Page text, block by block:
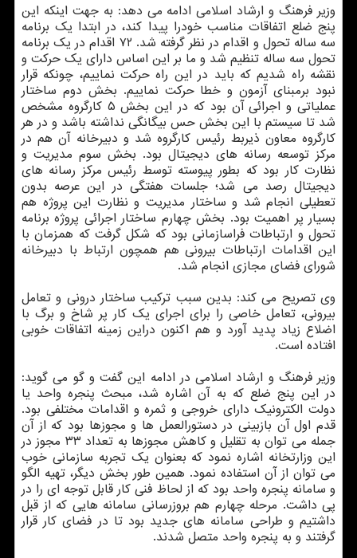
وزیر فرهنگ و ارشاد اسلامی ادامه می دهد: به جهت اینکه این
پنج ضلع اتفاقات مناسب خودرا پیدا کند، در ابتدا یک برنامه
سه ساله تحول و اقدام در نظر گرفته شد. ۷۲ اقدام در یک برنامه
تحول سه ساله تنظیم شد و ما بر این اساس دارای یک حرکت و
نقشه راه شدیم که باید در این راه حرکت نماییم، چونکه قرار
نبود برمبنای آزمون و خطا حرکت نماییم. بخش دوم ساختار
عملیاتی و اجرائی آن بود که در این بخش ۵ کارگروه مشخص
شد تا سیستم با این بخش حس بیگانگی نداشته باشد و در هر
کارگروه معاون ذیربط رئیس کارگروه شد و دبیرخانه آن هم در
مرکز توسعه رسانه های دیجیتال بود. بخش سوم مدیریت و
نظارت کار بود که بطور پیوسته توسط رئیس مرکز رسانه های
دیجیتال رصد می شد؛ جلسات هفتگی در این عرصه بدون
تعطیلی انجام شد و ساختار مدیریت و نظارت این پروژه هم
بسیار پر اهمیت بود. بخش چهارم ساختار اجرائی پروژه برنامه
تحول و ارتباطات فراسازمانی بود که شکل گرفت که همزمان با
این اقدامات ارتباطات بیرونی هم همچون ارتباط با دبیرخانه
شورای فضای مجازی انجام شد.
وی تصریح می کند: بدین سبب ترکیب ساختار درونی و تعامل
بیرونی، تعامل خاصی را برای اجرای یک کار پر شاخ و برگ با
اضلاع زیاد پدید آورد و هم اکنون دراین زمینه اتفاقات خوبی
افتاده است.
وزیر فرهنگ و ارشاد اسلامی در ادامه این گفت و گو می گوید:
در این پنج ضلع که به آن اشاره شد، مبحث پنجره واحد یا
دولت الکترونیک دارای خروجی و ثمره و اقدامات مختلفی بود.
قدم اول آن بازبینی در دستورالعمل ها و مجوزها بود که از آن
جمله می توان به تقلیل و کاهش مجوزها به تعداد ۳۳ مجوز در
این وزارتخانه اشاره نمود که بعنوان یک تجربه سازمانی خوب
می توان از آن استفاده نمود. همین طور بخش دیگر، تهیه الگو
و سامانه پنجره واحد بود که از لحاظ فنی کار قابل توجه ای را در
پی داشت. مرحله چهارم هم بروزرسانی سامانه هایی که از قبل
داشتیم و طراحی سامانه های جدید بود تا در فضای کار قرار
گرفتند و به پنجره واحد متصل شدند.